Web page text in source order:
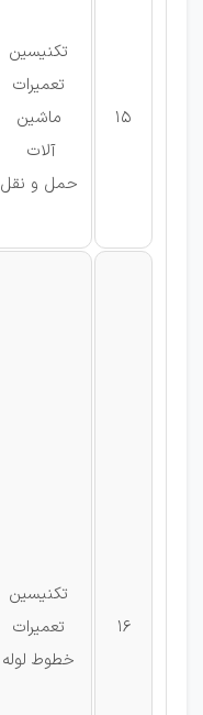
15
تکنیسین
تعمیرات
ماشین
آلات
حمل و نقل
16
تکنیسین
تعمیرات
خطوط لوله